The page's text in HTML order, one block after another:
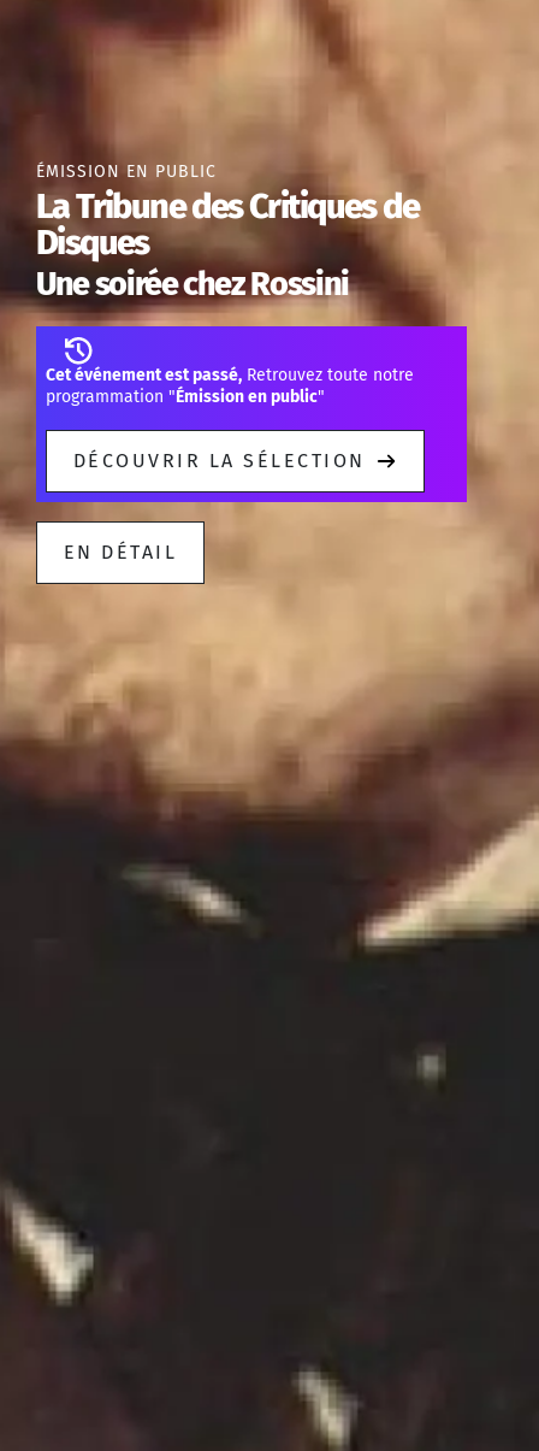
ÉMISSION EN PUBLIC
La Tribune des Critiques de
Disques
Une soirée chez Rossini
Cet événement est passé, Retrouvez toute notre
programmation "Émission en public"
DÉCOUVRIR LA SÉLECTION
EN DÉTAIL